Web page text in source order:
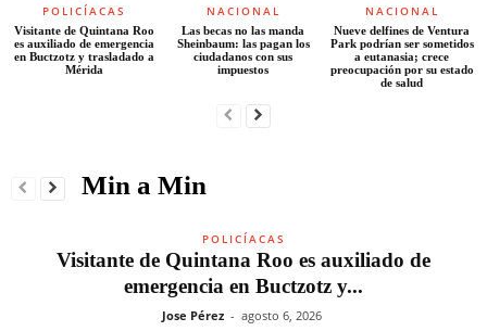
POLICÍACAS
Visitante de Quintana Roo
es auxiliado de emergencia
en Buctzotz y trasladado a
Mérida
NACIONAL
Las becas no las manda
Sheinbaum: las pagan los
ciudadanos con sus
impuestos
NACIONAL
Nueve delfines de Ventura
Park podrían ser sometidos
a eutanasia; crece
preocupación por su estado
de salud
Min a Min
POLICÍACAS
Visitante de Quintana Roo es auxiliado de
emergencia en Buctzotz y...
Jose Pérez - agosto 6, 2026